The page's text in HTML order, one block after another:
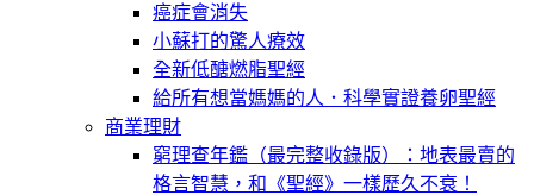
癌症會消失
小蘇打的驚人療效
全新低醣燃脂聖經
給所有想當媽媽的人．科學實證養卵聖經
商業理財
窮理查年鑑（最完整收錄版）：地表最賣的
格言智慧，和《聖經》一樣歷久不衰！